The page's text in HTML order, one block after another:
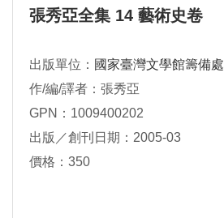
張秀亞全集 14 藝術史卷
出版單位： 國家臺灣文學館籌備處
作/編/譯者：張秀亞
GPN：1009400202
出版／創刊日期：2005-03
價格：350